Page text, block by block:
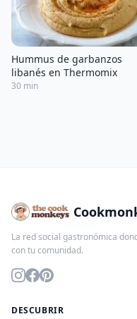
Hummus de garbanzos
libanés en Thermomix
30 min
La red social gastronómica
con tu comunidad.
DESCUBRIR